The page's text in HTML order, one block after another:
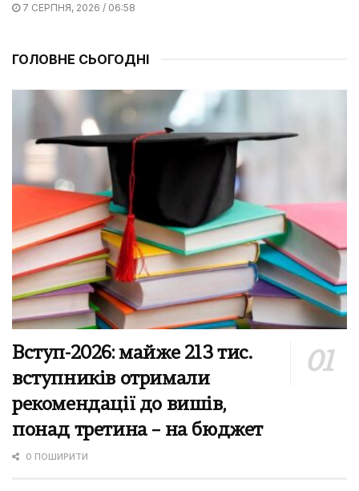
7 СЕРПНЯ, 2026 / 06:58
ГОЛОВНЕ СЬОГОДНІ
Вступ-2026: майже 213 тис.
вступників отримали
рекомендації до вишів,
понад третина – на бюджет
0 ПОШИРИТИ